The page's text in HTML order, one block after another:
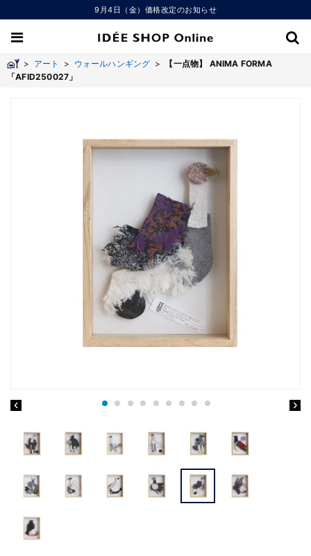
9月4日（金）価格改定のお知らせ
> アート > ウォールハンギング >
【一点物】 ANIMA FORMA
「AFID250027」